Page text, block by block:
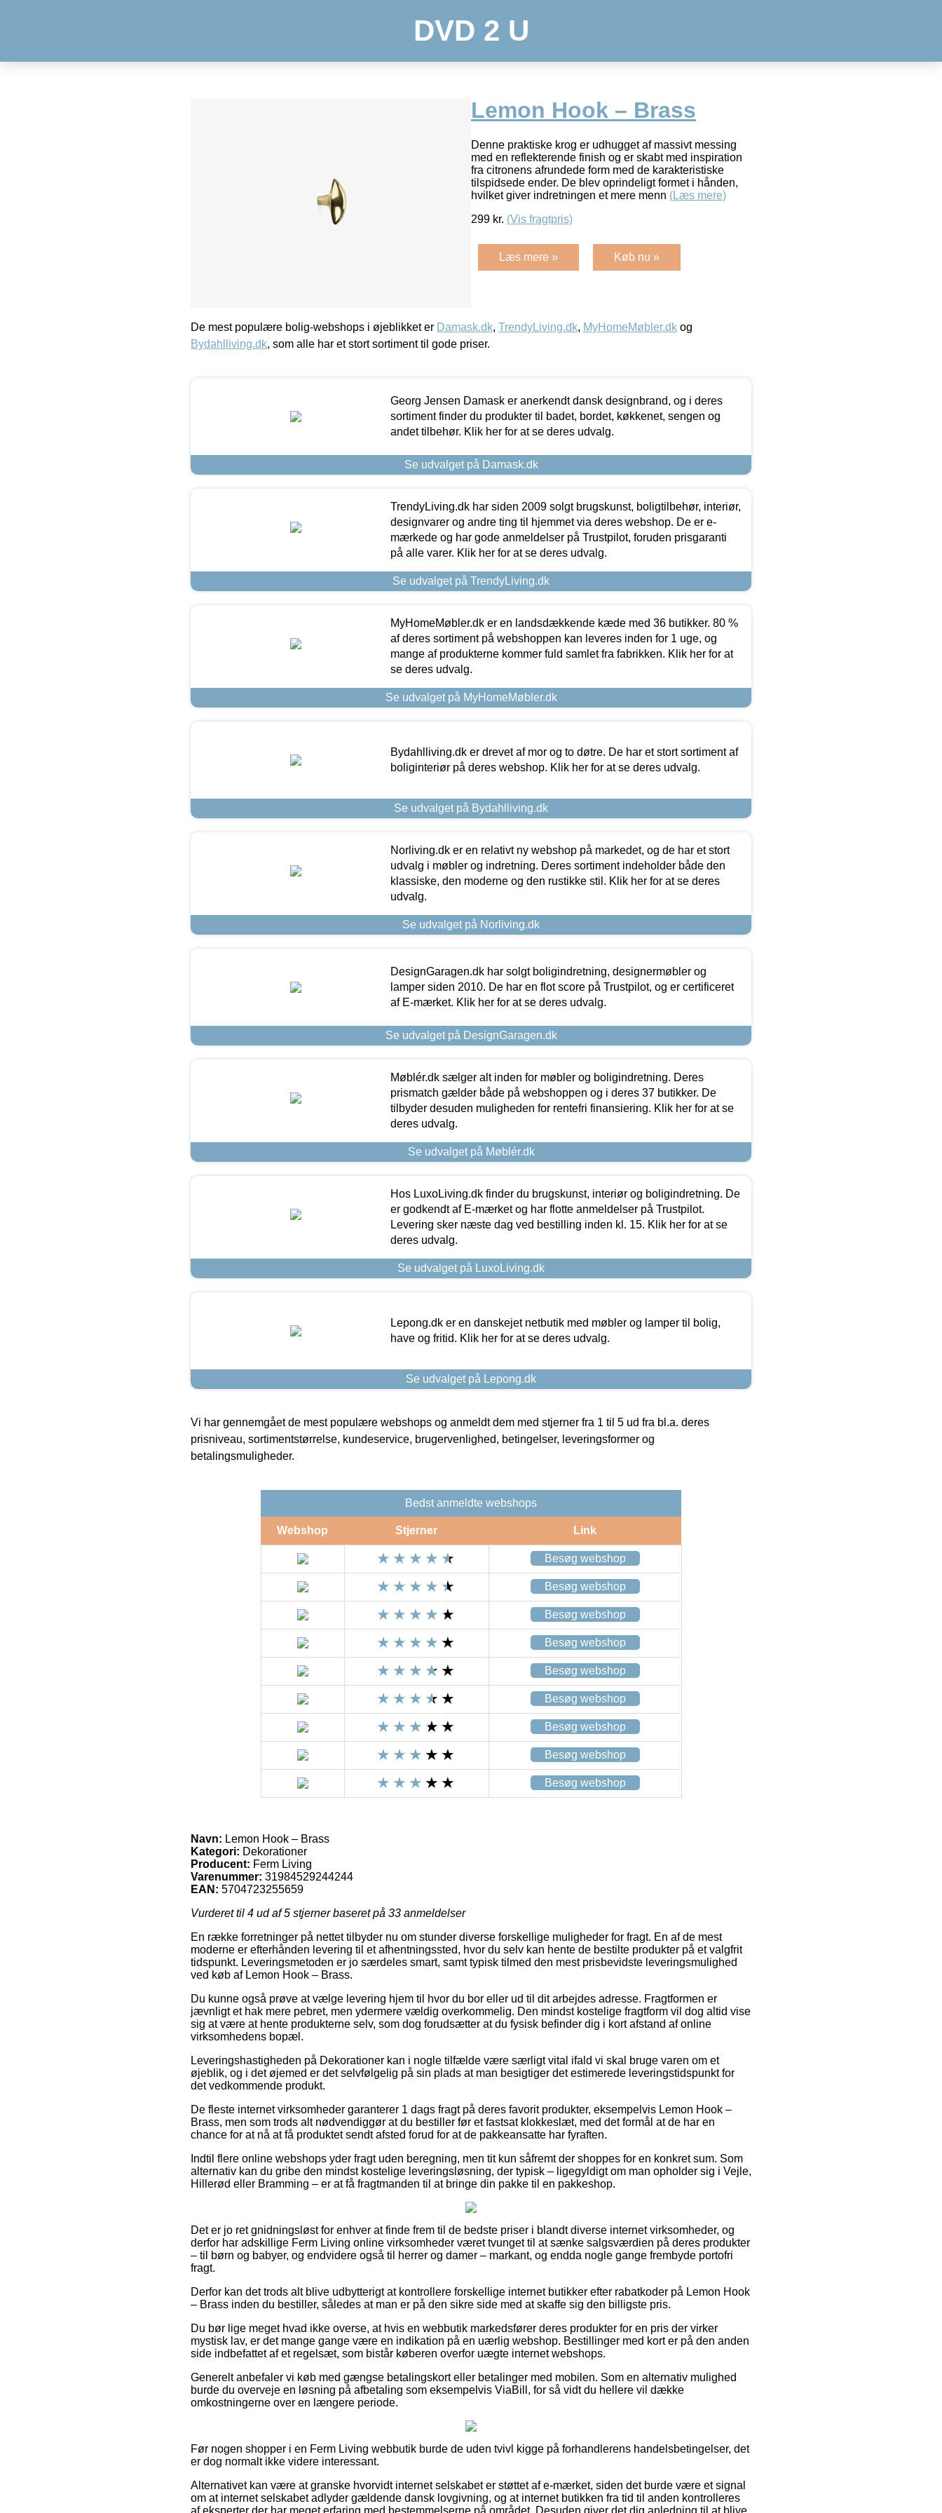
DVD 2 U
Lemon Hook – Brass
Denne praktiske krog er udhugget af massivt messing
med en reflekterende finish og er skabt med inspiration
fra citronens afrundede form med de karakteristiske
tilspidsede ender. De blev oprindeligt formet i hånden,
hvilket giver indretningen et mere menn (Læs mere)
299 kr. (Vis fragtpris)
Læs mere » Køb nu »
De mest populære bolig-webshops i øjeblikket er Damask.dk, TrendyLiving.dk, MyHomeMøbler.dk og
Bydahlliving.dk, som alle har et stort sortiment til gode priser.
Georg Jensen Damask er anerkendt dansk designbrand, og i deres
sortiment finder du produkter til badet, bordet, køkkenet, sengen og
andet tilbehør. Klik her for at se deres udvalg.
Se udvalget på Damask.dk
TrendyLiving.dk har siden 2009 solgt brugskunst, boligtilbehør, interiør,
designvarer og andre ting til hjemmet via deres webshop. De er e-
mærkede og har gode anmeldelser på Trustpilot, foruden prisgaranti
på alle varer. Klik her for at se deres udvalg.
Se udvalget på TrendyLiving.dk
MyHomeMøbler.dk er en landsdækkende kæde med 36 butikker. 80 %
af deres sortiment på webshoppen kan leveres inden for 1 uge, og
mange af produkterne kommer fuld samlet fra fabrikken. Klik her for at
se deres udvalg.
Se udvalget på MyHomeMøbler.dk
Bydahlliving.dk er drevet af mor og to døtre. De har et stort sortiment af
boliginteriør på deres webshop. Klik her for at se deres udvalg.
Se udvalget på Bydahlliving.dk
Norliving.dk er en relativt ny webshop på markedet, og de har et stort
udvalg i møbler og indretning. Deres sortiment indeholder både den
klassiske, den moderne og den rustikke stil. Klik her for at se deres
udvalg.
Se udvalget på Norliving.dk
DesignGaragen.dk har solgt boligindretning, designermøbler og
lamper siden 2010. De har en flot score på Trustpilot, og er certificeret
af E-mærket. Klik her for at se deres udvalg.
Se udvalget på DesignGaragen.dk
Møblér.dk sælger alt inden for møbler og boligindretning. Deres
prismatch gælder både på webshoppen og i deres 37 butikker. De
tilbyder desuden muligheden for rentefri finansiering. Klik her for at se
deres udvalg.
Se udvalget på Møblér.dk
Hos LuxoLiving.dk finder du brugskunst, interiør og boligindretning. De
er godkendt af E-mærket og har flotte anmeldelser på Trustpilot.
Levering sker næste dag ved bestilling inden kl. 15. Klik her for at se
deres udvalg.
Se udvalget på LuxoLiving.dk
Lepong.dk er en danskejet netbutik med møbler og lamper til bolig,
have og fritid. Klik her for at se deres udvalg.
Se udvalget på Lepong.dk
Vi har gennemgået de mest populære webshops og anmeldt dem med stjerner fra 1 til 5 ud fra bl.a. deres
prisniveau, sortimentstørrelse, kundeservice, brugervenlighed, betingelser, leveringsformer og
betalingsmuligheder.
Bedst anmeldte webshops
Webshop Stjerner Link
Besøg webshop
Besøg webshop
Besøg webshop
Besøg webshop
Besøg webshop
Besøg webshop
Besøg webshop
Besøg webshop
Besøg webshop
Navn: Lemon Hook – Brass
Kategori: Dekorationer
Producent: Ferm Living
Varenummer: 31984529244244
EAN: 5704723255659
Vurderet til 4 ud af 5 stjerner baseret på 33 anmeldelser
En række forretninger på nettet tilbyder nu om stunder diverse forskellige muligheder for fragt. En af de mest
moderne er efterhånden levering til et afhentningssted, hvor du selv kan hente de bestilte produkter på et valgfrit
tidspunkt. Leveringsmetoden er jo særdeles smart, samt typisk tilmed den mest prisbevidste leveringsmulighed
ved køb af Lemon Hook – Brass.
Du kunne også prøve at vælge levering hjem til hvor du bor eller ud til dit arbejdes adresse. Fragtformen er
jævnligt et hak mere pebret, men ydermere vældig overkommelig. Den mindst kostelige fragtform vil dog altid vise
sig at være at hente produkterne selv, som dog forudsætter at du fysisk befinder dig i kort afstand af online
virksomhedens bopæl.
Leveringshastigheden på Dekorationer kan i nogle tilfælde være særligt vital ifald vi skal bruge varen om et
øjeblik, og i det øjemed er det selvfølgelig på sin plads at man besigtiger det estimerede leveringstidspunkt for
det vedkommende produkt.
De fleste internet virksomheder garanterer 1 dags fragt på deres favorit produkter, eksempelvis Lemon Hook –
Brass, men som trods alt nødvendiggør at du bestiller før et fastsat klokkeslæt, med det formål at de har en
chance for at nå at få produktet sendt afsted forud for at de pakkeansatte har fyraften.
Indtil flere online webshops yder fragt uden beregning, men tit kun såfremt der shoppes for en konkret sum. Som
alternativ kan du gribe den mindst kostelige leveringsløsning, der typisk – ligegyldigt om man opholder sig i Vejle,
Hillerød eller Bramming – er at få fragtmanden til at bringe din pakke til en pakkeshop.
Det er jo ret gnidningsløst for enhver at finde frem til de bedste priser i blandt diverse internet virksomheder, og
derfor har adskillige Ferm Living online virksomheder været tvunget til at sænke salgsværdien på deres produkter
– til børn og babyer, og endvidere også til herrer og damer – markant, og endda nogle gange frembyde portofri
fragt.
Derfor kan det trods alt blive udbytterigt at kontrollere forskellige internet butikker efter rabatkoder på Lemon Hook
– Brass inden du bestiller, således at man er på den sikre side med at skaffe sig den billigste pris.
Du bør lige meget hvad ikke overse, at hvis en webbutik markedsfører deres produkter for en pris der virker
mystisk lav, er det mange gange være en indikation på en uærlig webshop. Bestillinger med kort er på den anden
side indbefattet af et regelsæt, som bistår køberen overfor uægte internet webshops.
Generelt anbefaler vi køb med gængse betalingskort eller betalinger med mobilen. Som en alternativ mulighed
burde du overveje en løsning på afbetaling som eksempelvis ViaBill, for så vidt du hellere vil dække
omkostningerne over en længere periode.
Før nogen shopper i en Ferm Living webbutik burde de uden tvivl kigge på forhandlerens handelsbetingelser, det
er dog normalt ikke videre interessant.
Alternativet kan være at granske hvorvidt internet selskabet er støttet af e-mærket, siden det burde være et signal
om at internet selskabet adlyder gældende dansk lovgivning, og at internet butikken fra tid til anden kontrolleres